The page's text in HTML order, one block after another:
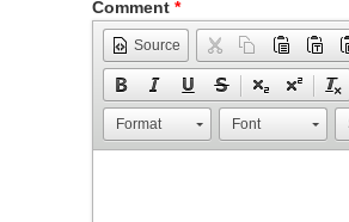
Comment *
Source
Format Font